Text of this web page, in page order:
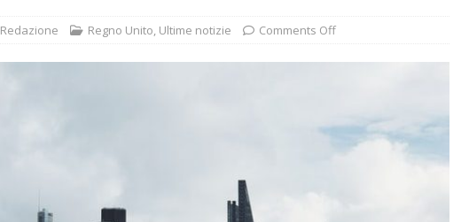
Redazione Regno Unito, Ultime notizie Comments Off